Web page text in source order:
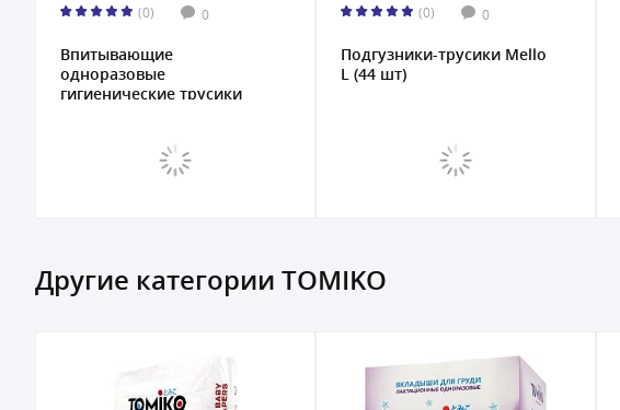
(0) 0
Впитывающие
одноразовые
гигиенические трусики
(0) 0
Подгузники-трусики Mello
L (44 шт)
Другие категории TOMIKO